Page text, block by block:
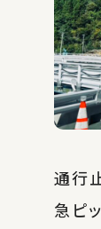
通行
急ピ